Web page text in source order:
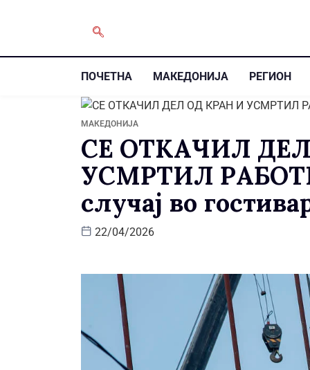
ПОЧЕТНА МАКЕДОНИЈА РЕГИОН
МАКЕДОНИЈА
СЕ ОТКАЧИЛ
УСМРТИЛ
случај во
22/04/2026